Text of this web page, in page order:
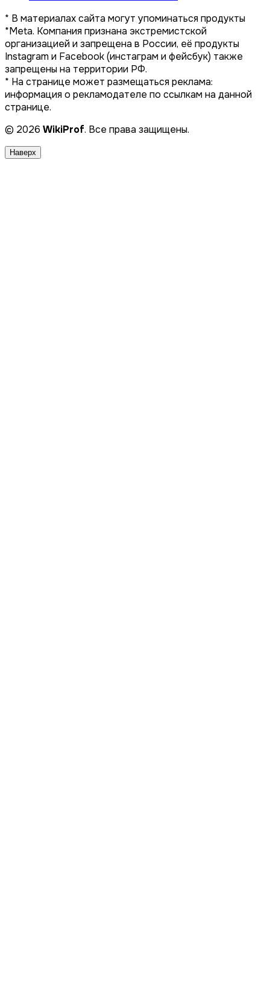
* В материалах сайта могут упоминаться продукты
*Meta. Компания признана экстремистской
организацией и запрещена в России, её продукты
Instagram и Facebook (инстаграм и фейсбук) также
запрещены на территории РФ.
* На странице может размещаться реклама:
информация о рекламодателе по ссылкам на данной
странице.
© 2026 WikiProf. Все права защищены.
Наверх